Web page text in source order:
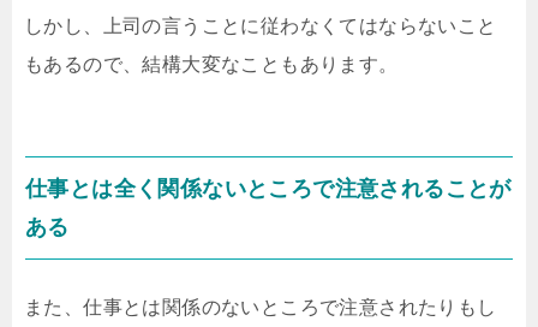
しかし、上司の言うことに従わなくてはならないこと
もあるので、結構大変なこともあります。
仕事とは全く関係ないところで注意されることが
ある
また、仕事とは関係のないところで注意されたりもし